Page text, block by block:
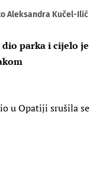
Aleksandra Kučel-Ilić
parka i cijelo je
u Opatiji srušila se